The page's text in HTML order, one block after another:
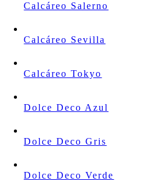
Calcáreo Salerno
Calcáreo Sevilla
Calcáreo Tokyo
Dolce Deco Azul
Dolce Deco Gris
Dolce Deco Verde